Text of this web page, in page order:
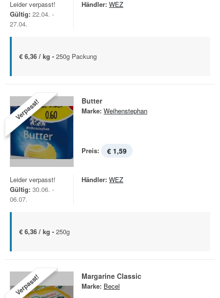
Leider verpasst!
Gültig: 22.04. -
27.04.
Händler: WEZ
€ 6,36 / kg - 250g Packung
Verpasst! Butter
Marke: Weihenstephan
Preis: € 1,59
Leider verpasst!
Gültig: 30.06. -
06.07.
Händler: WEZ
€ 6,36 / kg - 250g
Verpasst! Margarine Classic
Marke: Becel